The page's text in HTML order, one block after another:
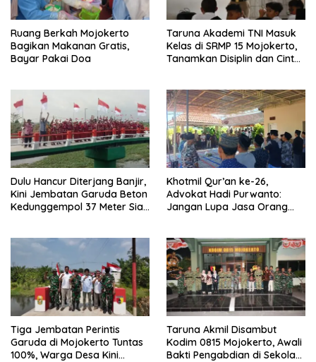
Ruang Berkah Mojokerto
Bagikan Makanan Gratis,
Bayar Pakai Doa
Taruna Akademi TNI Masuk
Kelas di SRMP 15 Mojokerto,
Tanamkan Disiplin dan Cinta
Dulu Hancur Diterjang Banjir,
Kini Jembatan Garuda Beton
Kedunggempol 37 Meter Siap
Khotmil Qur’an ke-26,
Advokat Hadi Purwanto:
Jangan Lupa Jasa Orang
Tiga Jembatan Perintis
Garuda di Mojokerto Tuntas
100%, Warga Desa Kini
Taruna Akmil Disambut
Kodim 0815 Mojokerto, Awali
Bakti Pengabdian di Sekolah